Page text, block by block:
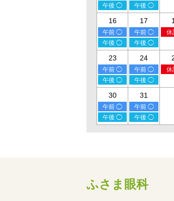
午後 ◯
午後 ◯
16
午前 ◯
午後 ◯
17
午前 ◯
午後 ◯
休
23
午前 ◯
午後 ◯
24
午前 ◯
午後 ◯
休
30
午前 ◯
午後 ◯
31
午前 ◯
午後 ◯
ふさま眼科